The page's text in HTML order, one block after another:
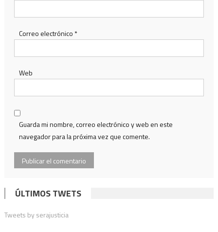
Correo electrónico *
Web
Guarda mi nombre, correo electrónico y web en este
navegador para la próxima vez que comente.
ÚLTIMOS TWETS
Tweets by serajusticia